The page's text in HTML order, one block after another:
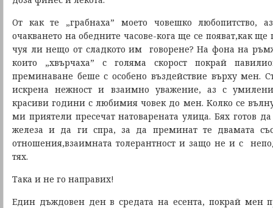
От как те „грабнаха” моето човешко любопитство,
очакването на обедните часове-кога ще се появат,как
чуя ли нещо от сладкото им говорене? На фона на
които „хвърчаха” с голяма скорост покрай
преминаване беше с особено въздействие върху мен.
искрена нежност и взаимно уважение, аз с
красиви години с любимия човек до мен. Колко се
ми приятели пресечат натоварената улица. Бях готов
железа и да ги спра, за да преминат те двамата
отношения,взаимната толерантност и защо не и с
тях.
Така и не го направих!
Един дъждовен ден в средата на есента, покрай мен